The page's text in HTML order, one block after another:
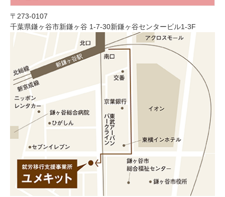
〒273-0107
千葉県鎌ヶ谷市新鎌ヶ谷 1-7-30新鎌ヶ谷センタービル1-3F